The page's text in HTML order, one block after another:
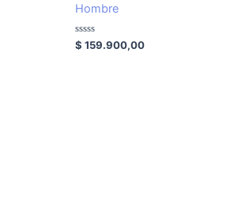
Hombre
Valorado
con
$ 159.900,00